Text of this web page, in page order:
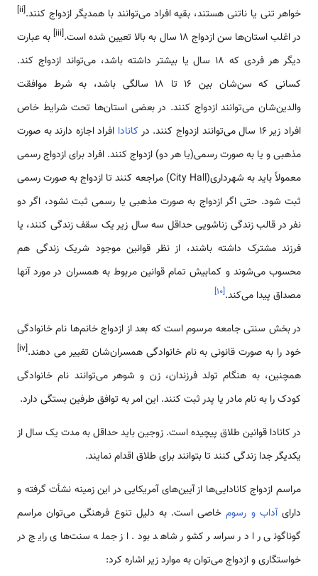
خواهر تنی یا ناتنی هستند، بقیه افراد می‌توانند با همدیگر ازدواج کنند.[ii]
در اغلب استان‌ها سن ازدواج ۱۸ سال به بالا تعیین شده است. [iii]
به عبارت
دیگر هر فردی که ۱۸ سال یا بیشتر داشته باشد، می‌تواند ازدواج کند.
کسانی که سن‌شان بین ۱۶ تا ۱۸ سالگی باشد، به شرط موافقت
والدین‌شان می‌توانند ازدواج کنند. در بعضی استان‌ها تحت شرایط خاص
افراد زیر ۱۶ سال می‌توانند ازدواج کنند. در
کانادا افراد اجازه دارند به صورت
مذهبی و یا به صورت رسمی(یا هر دو) ازدواج کنند. افراد برای ازدواج رسمی
معمولاً باید به شهرداری(City Hall) مراجعه کنند تا ازدواج به صورت رسمی
ثبت شود. حتی اگر ازدواج به صورت مذهبی یا رسمی ثبت نشود، اگر دو
نفر در قالب زندگی زناشویی حداقل سه سال زیر یک سقف زندگی کنند، یا
فرزند مشترک داشته باشند، از نظر قوانین موجود شریک زندگی هم
محسوب می‌شوند و کمابیش تمام قوانین مربوط به همسران در مورد آنها
مصداق پیدا می‌کند.[۱۰]
در بخش سنتی جامعه مرسوم است که بعد از ازدواج خانم‌ها نام خانوادگی
خود را به صورت قانونی به نام خانوادگی همسران‌شان تغییر می دهند.[iv]
همچنین، به هنگام تولد فرزندان، زن و شوهر می‌توانند نام خانوادگی
کودک را به نام مادر یا پدر ثبت کنند. این امر به توافق طرفین بستگی دارد.
در کانادا قوانین طلاق پیچیده است. زوجین باید حداقل به مدت یک سال از
یکدیگر جدا زندگی کنند تا بتوانند برای طلاق اقدام نمایند.
مراسم ازدواج کانادایی‌ها از آیین‌های آمریکایی در این زمینه نشأت گرفته و
دارایآداب و رسومخاصی است. به دلیل تنوع فرهنگی می‌توان مراسم‌
گوناگونی را در سراسر کشور شاهد بود. از جمله سنت‌های رایج در
خواستگاری و ازدواج می‌توان به موارد زیر اشاره کرد: